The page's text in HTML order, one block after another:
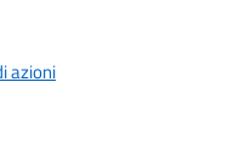
azioni